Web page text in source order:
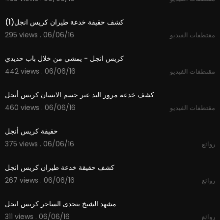
كشف حقيقة خدعة طيران كريس انجل(1)
295 views . 06/06/16
مقتطفات الفيديو
كريس انجل - يمشي من خلال باب حديدي
442 views . 06/06/16
مقتطفات الفيديو
كشف خدعة مرور اليد عبر جسم الانسان كريس أنجل
460 views . 06/06/16
مقتطفات الفيديو
حقيقة كريس أنجل
375 views . 06/06/16
روائع
كشف حقيقة خدعة طيران كريس انجل
267 views . 06/06/16
روائع
مشهد الشيخ يتحدى الساحر كريس انجل
311 views . 06/06/16
روائع